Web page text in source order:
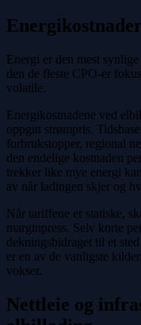
Energi er den mest
den de fleste CPO-er
volatile.
Energikostnadene ved
oppgitt strømpris.
forbrukstopper, regional
den endelige kostnaden
trekker like mye energi
av når ladingen skjer og
Når tariffene er statiske,
marginpress. Selv korte
dekningsbidraget til et
er en av de vanligste
vokser.
Nettleie og